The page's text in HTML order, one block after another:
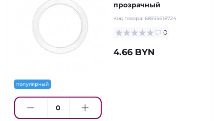
популярный
прозрачный
Код товара: 68935618724
0
4.66 BYN